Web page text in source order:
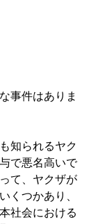
事件はありま
知られるヤク
で悪名高いで
て、ヤクザが
くつかあり、
社会における